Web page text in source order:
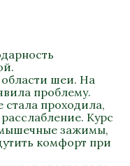
шеи. На
проблему.
проходила,
Курс
зажимы,
комфорт при